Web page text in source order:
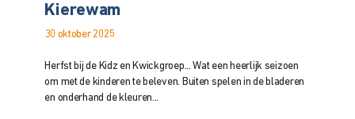
Kierewam
30 oktober 2025
Herfst bij de Kidz en Kwickgroep... Wat een heerlijk seizoen
om met de kinderen te beleven. Buiten spelen in de bladeren
en onderhand de kleuren...